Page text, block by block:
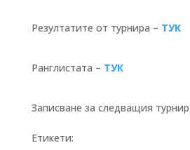
Резултатите от турнира – ТУК
Ранглистата – ТУК
Записване за следващия
Етикети: